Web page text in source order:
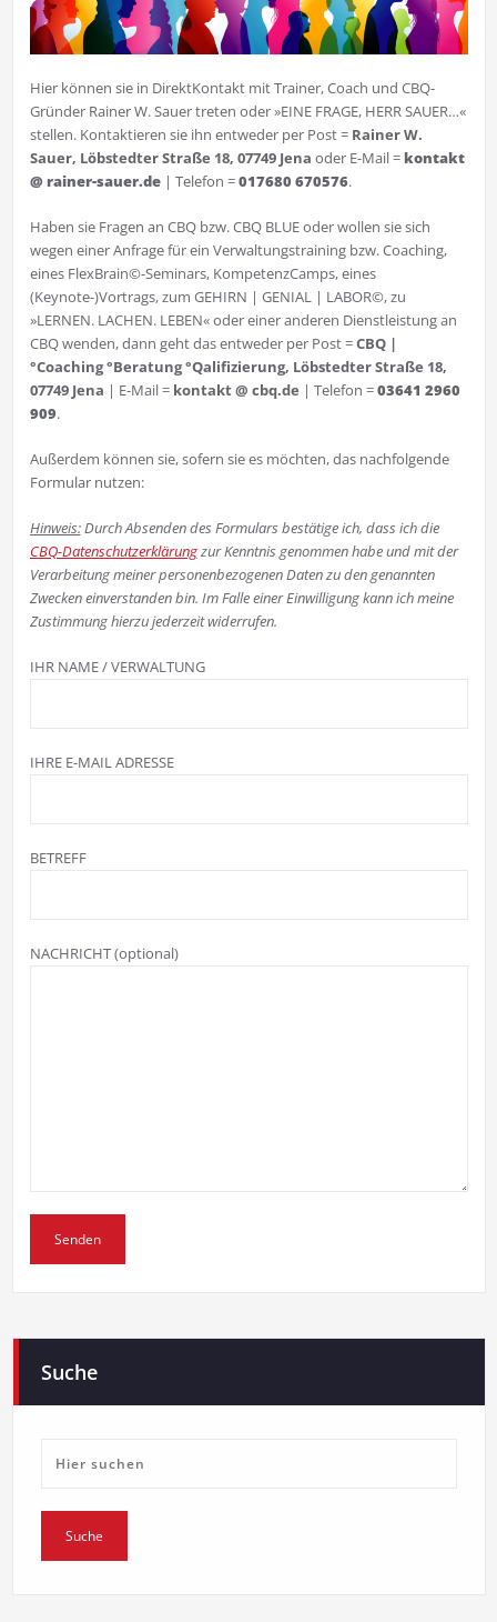
Hier können sie in DirektKontakt mit Trainer, Coach und CBQ-
Gründer Rainer W. Sauer treten oder »EINE FRAGE, HERR SAUER…«
stellen. Kontaktieren sie ihn entweder per Post = Rainer W.
Sauer, Löbstedter Straße 18, 07749 Jena oder E-Mail = kontakt
@ rainer-sauer.de| Telefon =017680 670576.
Haben sie Fragen an CBQ bzw. CBQ BLUE oder wollen sie sich
wegen einer Anfrage für ein Verwaltungstraining bzw. Coaching,
eines FlexBrain©-Seminars, KompetenzCamps, eines
(Keynote-)Vortrags, zum GEHIRN | GENIAL | LABOR©, zu
»LERNEN. LACHEN. LEBEN« oder einer anderen Dienstleistung an
CBQ wenden, dann geht das entweder per Post =CBQ |
°Coaching °Beratung °Qalifizierung, Löbstedter Straße 18,
07749 Jena | E-Mail = kontakt @ cbq.de | Telefon =03641 2960
909.
Außerdem können sie, sofern sie es möchten, das nachfolgende
Formular nutzen:
Hinweis:Durch Absenden des Formulars bestätige ich, dass ich die
CBQ-Datenschutzerklärungzur Kenntnis genommen habe und mit der
Verarbeitung meiner personenbezogenen Daten zu den genannten
Zwecken einverstanden bin. Im Falle einer Einwilligung kann ich meine
Zustimmung hierzu jederzeit widerrufen.
IHR NAME / VERWALTUNG
IHRE E-MAIL ADRESSE
BETREFF
NACHRICHT (optional)
Suche